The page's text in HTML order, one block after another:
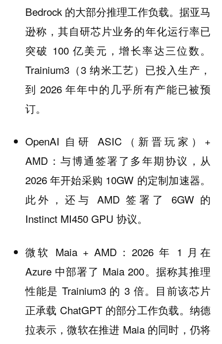
Bedrock 的大部分推理工作负载。据亚马
逊称，其自研芯片业务的年化运行率已
突破 100 亿美元，增长率达三位数。
Trainium3（3 纳米工艺）已投入生产，
到 2026 年年中的几乎所有产能已被预
订。
OpenAI 自研 ASIC（新晋玩家）+
AMD：与博通签署了多年期协议，从
2026 年开始采购 10GW 的定制加速器。
此外，还与 AMD 签署了 6GW 的
Instinct MI450 GPU 协议。
微软 Maia + AMD：2026 年 1 月在
Azure 中部署了 Maia 200。据称其推理
性能是 Trainium3 的 3 倍。目前该芯片
正承载 ChatGPT 的部分工作负载。纳德
拉表示，微软在推进 Maia 的同时，仍将